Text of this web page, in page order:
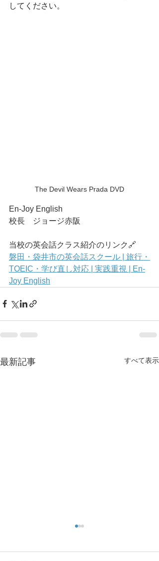
してください。
The Devil Wears Prada DVD
En-Joy English
校長　ジョージ赤阪
当校の英会話クラス紹介のリンク🔗
磐田・袋井市の英会話スクール | 旅行・
TOEIC・学び直し対応 | 実践重視 | En-
Joy English
最新記事 すべて表示